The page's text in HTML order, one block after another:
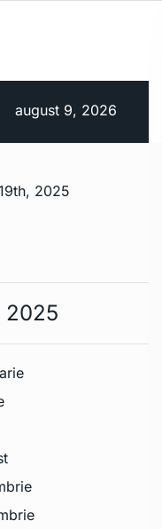
august 9, 2026
2025
2025